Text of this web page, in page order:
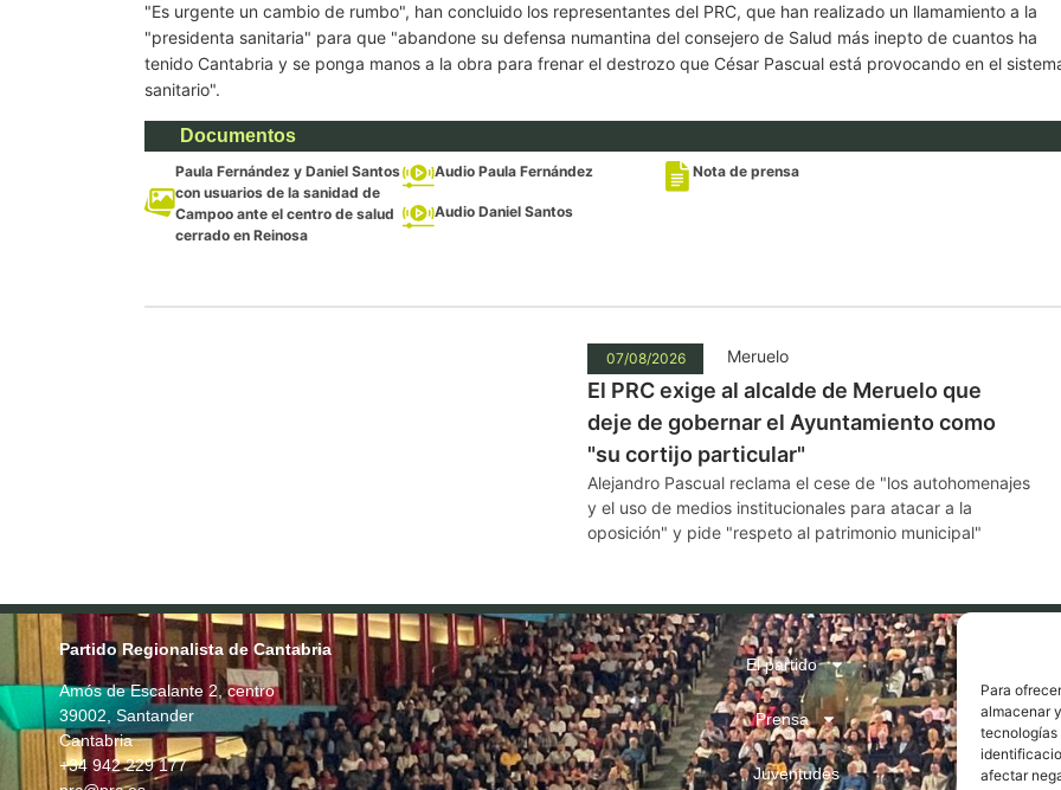
Para
almacenar
tecnologías
afectar
"Es urgente un cambio de rumbo", han concluido los representantes del PRC, que han realizado un llamamiento a la
"presidenta sanitaria" para que "abandone su defensa numantina del consejero de Salud más inepto de cuantos ha
tenido Cantabria y se ponga manos a la obra para frenar el destrozo que César Pascual está provocando en el
sanitario".
Documentos
Paula Fernández y Daniel Santos
con usuarios de la sanidad de
Campoo ante el centro de salud
cerrado en Reinosa
Audio Paula Fernández
Audio Daniel Santos
Nota de prensa
07/08/2026 Meruelo
El PRC exige al alcalde de Meruelo que
deje de gobernar el Ayuntamiento como
"su cortijo particular"
Alejandro Pascual reclama el cese de "los autohomenajes
y el uso de medios institucionales para atacar a la
oposición" y pide "respeto al patrimonio municipal"
Partido Regionalista de Cantabria
Amós de Escalante 2, centro
39002, Santander
Cantabria
+34 942 229 177
El partido
Prensa
Juventudes